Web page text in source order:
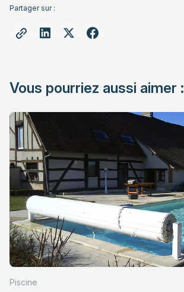
Partager sur :
Vous pourriez aussi aimer :
Piscine